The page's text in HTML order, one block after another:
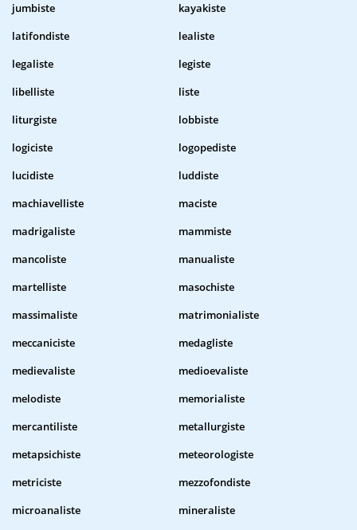
jumbiste
kayakiste
latifondiste
lealiste
legaliste
legiste
libelliste
liste
liturgiste
lobbiste
logiciste
logopediste
lucidiste
luddiste
machiavelliste
maciste
madrigaliste
mammiste
mancoliste
manualiste
martelliste
masochiste
massimaliste
matrimonialiste
meccaniciste
medagliste
medievaliste
medioevaliste
melodiste
memorialiste
mercantiliste
metallurgiste
metapsichiste
meteorologiste
metriciste
mezzofondiste
microanaliste
mineraliste